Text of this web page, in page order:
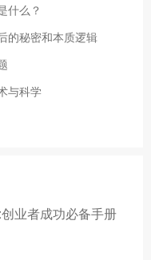
什么？
的秘密和本质逻辑
与科学
创业者成功必备手册